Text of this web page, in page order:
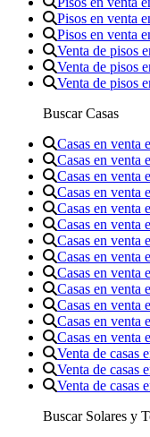
Pisos en venta
Pisos en venta
Venta de pisos
Venta de pisos
Venta de pisos
Buscar Casas
Casas en venta
Casas en venta
Casas en venta
Casas en venta
Casas en venta
Casas en venta
Casas en venta
Casas en venta
Casas en venta
Casas en venta
Casas en venta
Casas en venta
Casas en venta
Venta de casas
Venta de casas
Venta de casas
Buscar Solares y